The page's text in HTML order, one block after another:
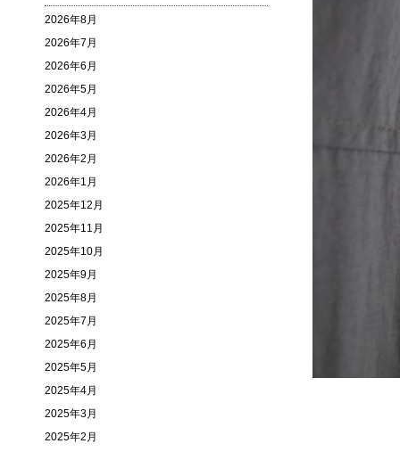
2026年8月
2026年7月
2026年6月
2026年5月
2026年4月
2026年3月
2026年2月
2026年1月
2025年12月
2025年11月
2025年10月
2025年9月
2025年8月
2025年7月
2025年6月
2025年5月
2025年4月
2025年3月
2025年2月